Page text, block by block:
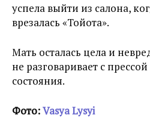
успела выйти из салона,
врезалась «Тойота».
Мать осталась цела и
не разговаривает с
состояния.
Фото:Vasya Lysyi